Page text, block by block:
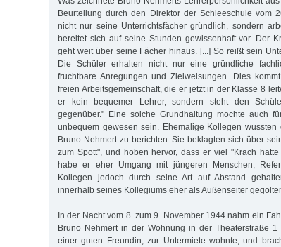
Beurteilung durch den Direktor der Schleeschule vom
nicht nur seine Unterrichtsfächer gründlich, sondern
bereitet sich auf seine Stunden gewissenhaft vor. Der
geht weit über seine Fächer hinaus. [...] So reißt sein
Die Schüler erhalten nicht nur eine gründliche
fruchtbare Anregungen und Zielweisungen. Dies
freien Arbeitsgemeinschaft, die er jetzt in der Klasse 8
er kein bequemer Lehrer, sondern steht den
gegenüber." Eine solche Grundhaltung mochte auch
unbequem gewesen sein. Ehemalige Kollegen
Bruno Nehmert zu berichten. Sie beklagten sich über
zum Spott", und hoben hervor, dass er viel "Krach
habe er eher Umgang mit jüngeren Menschen,
Kollegen jedoch durch seine Art auf Abstand
innerhalb seines Kollegiums eher als Außenseiter
In der Nacht vom 8. zum 9. November 1944 nahm ein
Bruno Nehmert in der Wohnung in der Theaterstraße
einer guten Freundin, zur Untermiete wohnte, und